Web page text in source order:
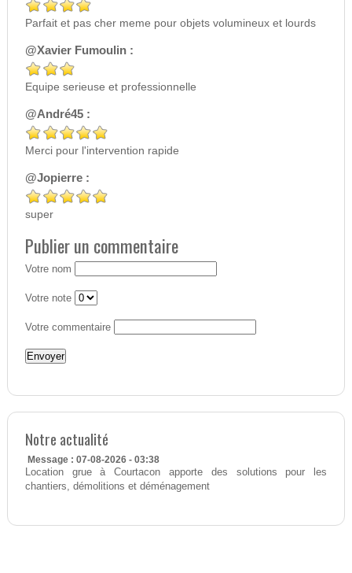
Parfait et pas cher meme pour objets volumineux et lourds
@Xavier Fumoulin :
Equipe serieuse et professionnelle
@André45 :
Merci pour l'intervention rapide
@Jopierre :
super
Publier un commentaire
Votre nom
Votre note
Votre commentaire
Notre actualité
Message : 07-08-2026 - 03:38
Location grue à Courtacon apporte des solutions pour les
chantiers, démolitions et déménagement